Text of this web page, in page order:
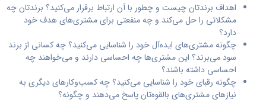
اهداف برندتان چیست و چطور با آن ارتباط برقرار می‌کنید؟ برندتان چه
مشکلاتی را حل می‌کند و چه منفعتی برای مشتری‌های هدف خود
دارد؟
چگونه مشتری‌های ایده‌آل خود را شناسایی می‌کنید؟ چه کسانی از برند
سود می‌برند؟ این مشتری‌ها چه احساسی دارند و می‌خواهند چه
احساسی داشته باشند؟
چگونه رقبای خود را شناسایی می‌کنید؟ چه کسب‌وکارهای دیگری به
نیازهای مشتری‌های بالقوه‌تان پاسخ می‌دهند و چگونه؟